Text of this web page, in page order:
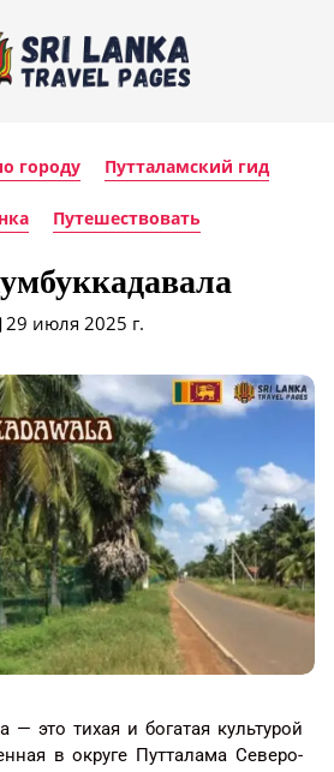
городу Путталамский гид
Путешествовать
29 июля 2025 г.
— это тихая и богатая культурой
в округе Путталама Северо-